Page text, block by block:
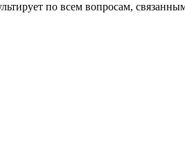
по всем вопросам,